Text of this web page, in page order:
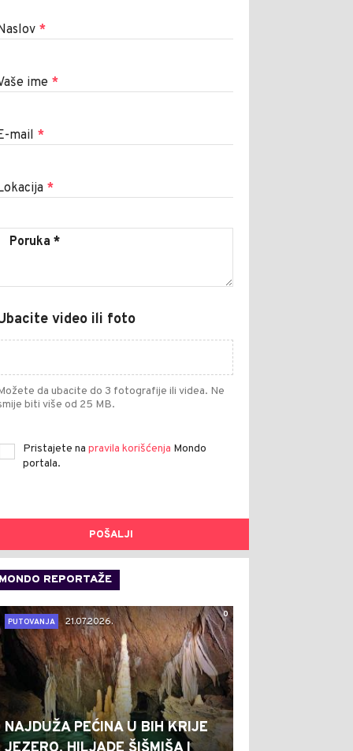
*
ime *
mail *
*
video ili foto
da ubacite do 3 fotografije ili videa. Ne
biti više od 25 MB.
Pristajete na pravila korišćenja Mondo
portala.
POŠALJI
MONDO REPORTAŽE
0
PUTOVANJA
21.07.2026.
NAJDUŽA PEĆINA U BIH KRIJE